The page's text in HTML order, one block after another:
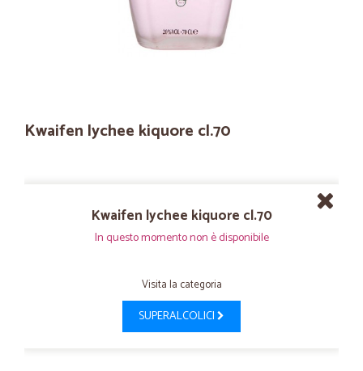
Kwaifen lychee kiquore cl.70
Kwaifen lychee kiquore cl.70
In questo momento non è disponibile
Visita la categoria
SUPERALCOLICI